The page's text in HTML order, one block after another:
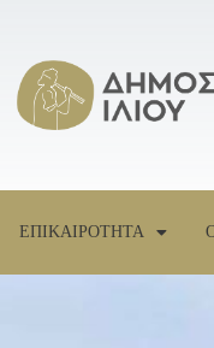
ΕΠΙΚΑΙΡΟΤΗΤΑ